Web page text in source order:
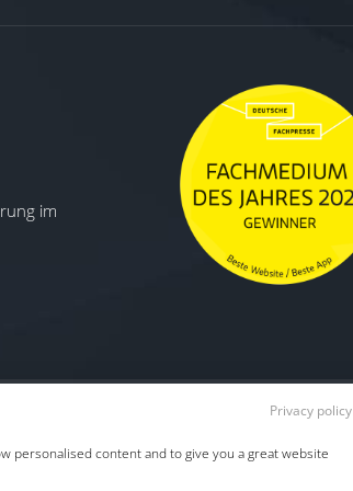
im
Datenschutz Impressum
Privacy policy
personalised content and to give you a great website